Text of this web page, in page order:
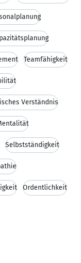
Teamfähigkeit
Verständnis
Selbstständigkeit
Ordentlichkeit